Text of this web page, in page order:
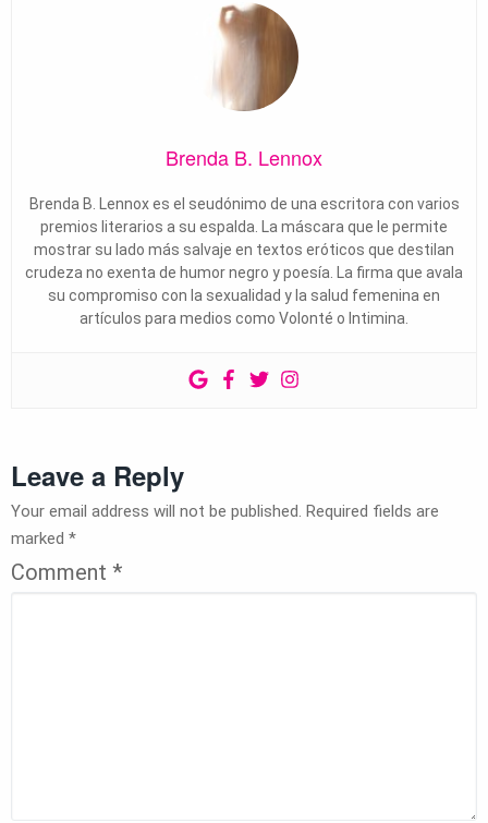
Brenda B. Lennox
Brenda B. Lennox es el seudónimo de una escritora con varios
premios literarios a su espalda. La máscara que le permite
mostrar su lado más salvaje en textos eróticos que destilan
crudeza no exenta de humor negro y poesía. La firma que avala
su compromiso con la sexualidad y la salud femenina en
artículos para medios como Volonté o Intimina.
Leave a Reply
Your email address will not be published. Required fields are
marked *
Comment *